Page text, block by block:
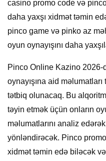
casino promo code və
daha yaxşı xidmət təmin
pinco game və pinko az
oyun oynayışını daha
Pinco Online Kazino 2026-
oynayışına aid
tətbiq olunacaq. Bu
təyin etmək üçün onların
məlumatlarını analiz
yönləndirəcək. Pinco
xidmət təmin edə biləcək